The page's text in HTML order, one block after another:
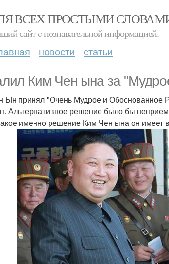
ВСЕХ ПРОСТЫМИ
сайт c познавательной информацией.
новости статьи
Ким Чен ына за
Ын принял "Очень Мудрое и Обоснованное
Альтернативное решение было бы
именно решение Ким Чен ына он имеет